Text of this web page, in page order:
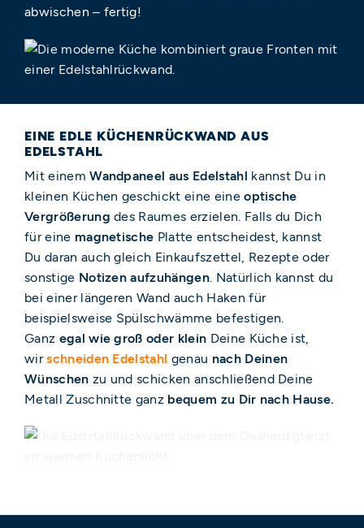
abwischen – fertig!
EINE EDLE KÜCHENRÜCKWAND AUS
EDELSTAHL
Mit einemWandpaneel aus Edelstahl kannst Du in
kleinen Küchen geschickt eine eineoptische
Vergrößerung des Raumes erzielen. Falls du Dich
für eine magnetische Platte entscheidest, kannst
Du daran auch gleich Einkaufszettel, Rezepte oder
sonstige Notizen aufzuhängen. Natürlich kannst du
bei einer längeren Wand auch Haken für
beispielsweise Spülschwämme befestigen.
Ganz egal wie groß oder klein Deine Küche ist,
wirschneiden Edelstahl genau nach Deinen
Wünschen zu und schicken anschließend Deine
Metall Zuschnitte ganz bequem zu Dir nach Hause.